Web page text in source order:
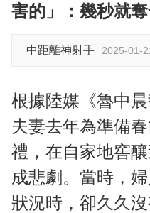
害的」：幾秒就
中距離神射手 2025-01-
根據陸媒《魯中
夫妻去年為準備
禮，在自家地窖
成悲劇。當時，
狀況時，卻久久